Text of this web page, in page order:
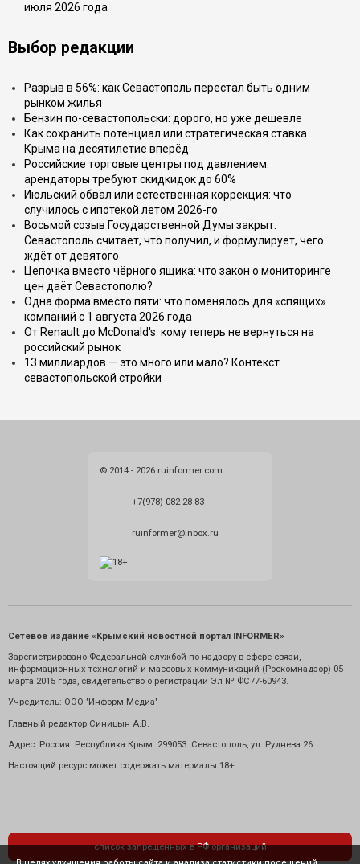
июля 2026 года
Выбор редакции
Разрыв в 56%: как Севастополь перестал быть одним
рынком жилья
Бензин по-севастопольски: дорого, но уже дешевле
Как сохранить потенциал или стратегическая ставка
Крыма на десятилетие вперёд
Российские торговые центры под давлением:
арендаторы требуют скидкидок до 60%
Июльский обвал или естественная коррекция: что
случилось с ипотекой летом 2026-го
Восьмой созыв Государственной Думы закрыт.
Севастополь считает, что получил, и формулирует, чего
ждёт от девятого
Цепочка вместо чёрного ящика: что закон о мониторинге
цен даёт Севастополю?
Одна форма вместо пяти: что поменялось для «спящих»
компаний с 1 августа 2026 года
От Renault до McDonald's: кому теперь не вернуться на
российский рынок
13 миллиардов — это много или мало? Контекст
севастопольской стройки
© 2014 - 2026 ruinformer.com
+7(978) 082 28 83
ruinformer@inbox.ru
Сетевое издание «Крымский новостной портал INFORMER»
Зарегистрировано Федеральной службой по надзору в сфере связи,
информационных технологий и массовых коммуникаций (Роскомнадзор) 05
марта 2015 года, свидетельство о регистрации Эл № ФС77-60943.
Учредитель: ООО "Информ Медиа"
Главный редактор Синицын А.В.
Адрес: Россия. Республика Крым. 299053. Севастополь, ул. Руднева 26.
Настоящий ресурс может содержать материалы 18+
список запрещенных в РФ организаций